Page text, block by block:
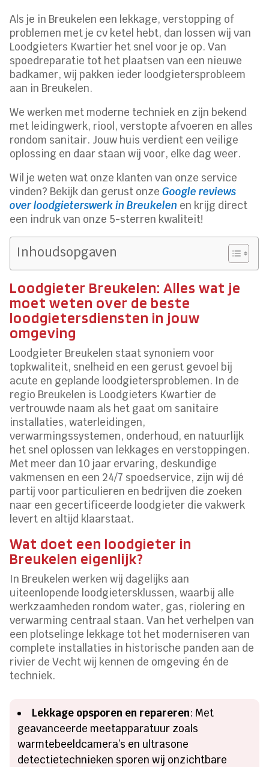
Als je in Breukelen een lekkage, verstopping of
problemen met je cv ketel hebt, dan lossen wij van
Loodgieters Kwartier het snel voor je op. Van
spoedreparatie tot het plaatsen van een nieuwe
badkamer, wij pakken ieder loodgietersprobleem
aan in Breukelen.
We werken met moderne techniek en zijn bekend
met leidingwerk, riool, verstopte afvoeren en alles
rondom sanitair. Jouw huis verdient een veilige
oplossing en daar staan wij voor, elke dag weer.
Wil je weten wat onze klanten van onze service
vinden? Bekijk dan gerust onzeGoogle reviews
over loodgieterswerk in Breukelen en krijg direct
een indruk van onze 5-sterren kwaliteit!
Inhoudsopgaven
Loodgieter Breukelen: Alles wat je
moet weten over de beste
loodgietersdiensten in jouw
omgeving
Loodgieter Breukelen staat synoniem voor
topkwaliteit, snelheid en een gerust gevoel bij
acute en geplande loodgietersproblemen. In de
regio Breukelen is Loodgieters Kwartier de
vertrouwde naam als het gaat om sanitaire
installaties, waterleidingen,
verwarmingssystemen, onderhoud, en natuurlijk
het snel oplossen van lekkages en verstoppingen.
Met meer dan 10 jaar ervaring, deskundige
vakmensen en een 24/7 spoedservice, zijn wij dé
partij voor particulieren en bedrijven die zoeken
naar een gecertificeerde loodgieter die vakwerk
levert en altijd klaarstaat.
Wat doet een loodgieter in
Breukelen eigenlijk?
In Breukelen werken wij dagelijks aan
uiteenlopende loodgietersklussen, waarbij alle
werkzaamheden rondom water, gas, riolering en
verwarming centraal staan. Van het verhelpen van
een plotselinge lekkage tot het moderniseren van
complete installaties in historische panden aan de
rivier de Vecht wij kennen de omgeving én de
techniek.
Lekkage opsporen en repareren: Met
geavanceerde meetapparatuur zoals
warmtebeeldcamera’s en ultrasone
detectietechnieken sporen wij onzichtbare